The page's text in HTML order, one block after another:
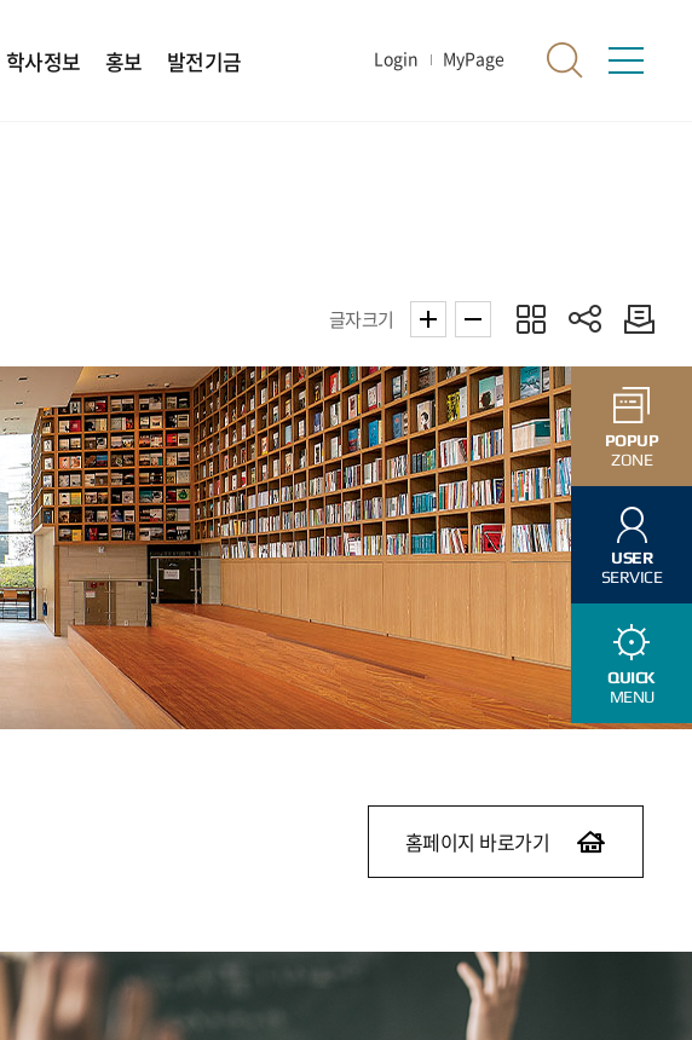
학사정보 홍보 발전기금 Login MyPage
글자크기
홈페이지 바로가기
POPUP
ZONE
USER
SERVICE
QUICK
MENU